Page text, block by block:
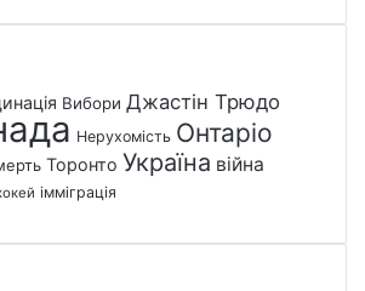
Вибори Джастін Трюдо
Нерухомість Онтаріо
Торонто Україна війна
імміграція